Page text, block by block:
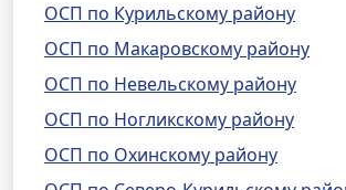
ОСП по Курильскому району
ОСП по Макаровскому району
ОСП по Невельскому району
ОСП по Ногликскому району
ОСП по Охинскому району